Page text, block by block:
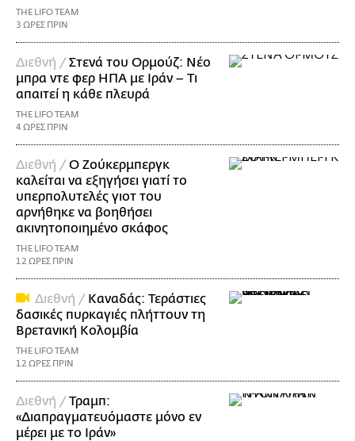
THE LIFO TEAM
3 ΩΡΕΣ ΠΡΙΝ
Διεθνή /Στενά του Ορμούζ: Νέο
μπρα ντε φερ ΗΠΑ με Ιράν – Τι
απαιτεί η κάθε πλευρά
THE LIFO TEAM
4 ΩΡΕΣ ΠΡΙΝ
Διεθνή /Ο Ζούκερμπεργκ
καλείται να εξηγήσει γιατί το
υπερπολυτελές γιοτ του
αρνήθηκε να βοηθήσει
ακινητοποιημένο σκάφος
THE LIFO TEAM
12 ΩΡΕΣ ΠΡΙΝ
Διεθνή / Καναδάς: Τεράστιες
δασικές πυρκαγιές πλήττουν τη
Βρετανική Κολομβία
THE LIFO TEAM
12 ΩΡΕΣ ΠΡΙΝ
Διεθνή /Τραμπ:
«Διαπραγματευόμαστε μόνο εν
μέρει με το Ιράν»